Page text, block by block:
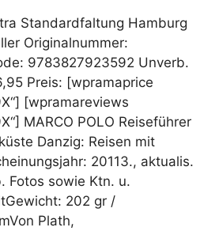
Standardfaltung Hamburg
Originalnummer:
9783827923592 Unverb.
Preis: [wpramaprice
[wpramareviews
MARCO POLO Reiseführer
Danzig: Reisen mit
20113., aktualis.
Fotos sowie Ktn. u.
202 gr /
Plath,